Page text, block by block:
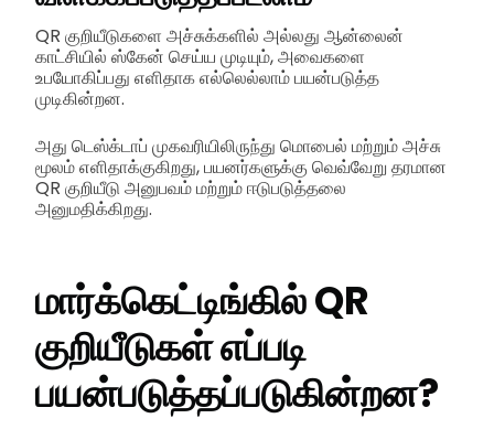
QR குறியீடுகளை அச்சுக்களில் அல்லது ஆன்லைன்
காட்சியில் ஸ்கேன் செய்ய முடியும், அவைகளை
உபயோகிப்பது எளிதாக எல்லெல்லாம் பயன்படுத்த
முடிகின்றன.
அது டெஸ்க்டாப் முகவரியிலிருந்து மொபைல் மற்றும் அச்சு
மூலம் எளிதாக்குகிறது, பயனர்களுக்கு வெவ்வேறு தரமான
QR குறியீடு அனுபவம் மற்றும் ஈடுபடுத்தலை
அனுமதிக்கிறது.
மார்க்கெட்டிங்கில் QR
குறியீடுகள் எப்படி
பயன்படுத்தப்படுகின்றன?